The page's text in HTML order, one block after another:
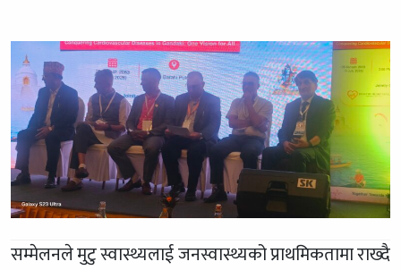
सम्मेलनले मुटु स्वास्थ्यलाई जनस्वास्थ्यको प्राथमिकतामा राख्दै